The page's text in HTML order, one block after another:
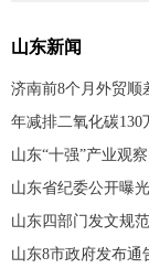
山东新闻
济南前8个月外贸顺
年减排二氧化碳
山东“十强”产业观
山东省纪委公开曝
山东四部门发文规
山东8市政府发布通